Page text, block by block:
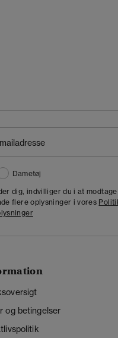
Dametøj
dig, indvilliger du i at
flere oplysninger i vores
og betingelser